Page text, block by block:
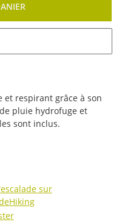
Veuillez
et respirant grâce à son
pluie hydrofuge et
sont inclus.
sur
Hiking